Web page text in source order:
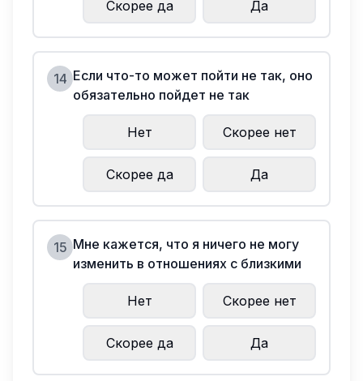
Скорее да Да
14 Если что-то может пойти не так, оно
обязательно пойдет не так
Нет Скорее нет
Скорее да Да
15 Мне кажется, что я ничего не могу
изменить в отношениях с близкими
Нет Скорее нет
Скорее да Да